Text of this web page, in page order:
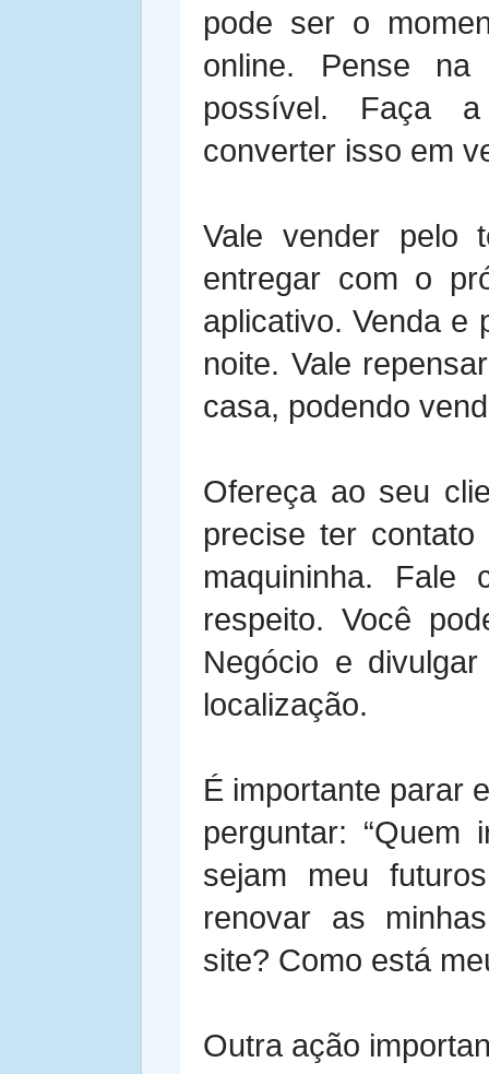
pode ser o
online. Pense
possível. Faça
converter isso em
Vale vender pelo
entregar com o
aplicativo. Venda e
noite. Vale
casa, podendo
Ofereça ao seu
precise ter
maquininha.
respeito.Você
Negócio e
localização.
É importante parar
perguntar:
sejam meu
renovar as
site? Como está
Outra ação